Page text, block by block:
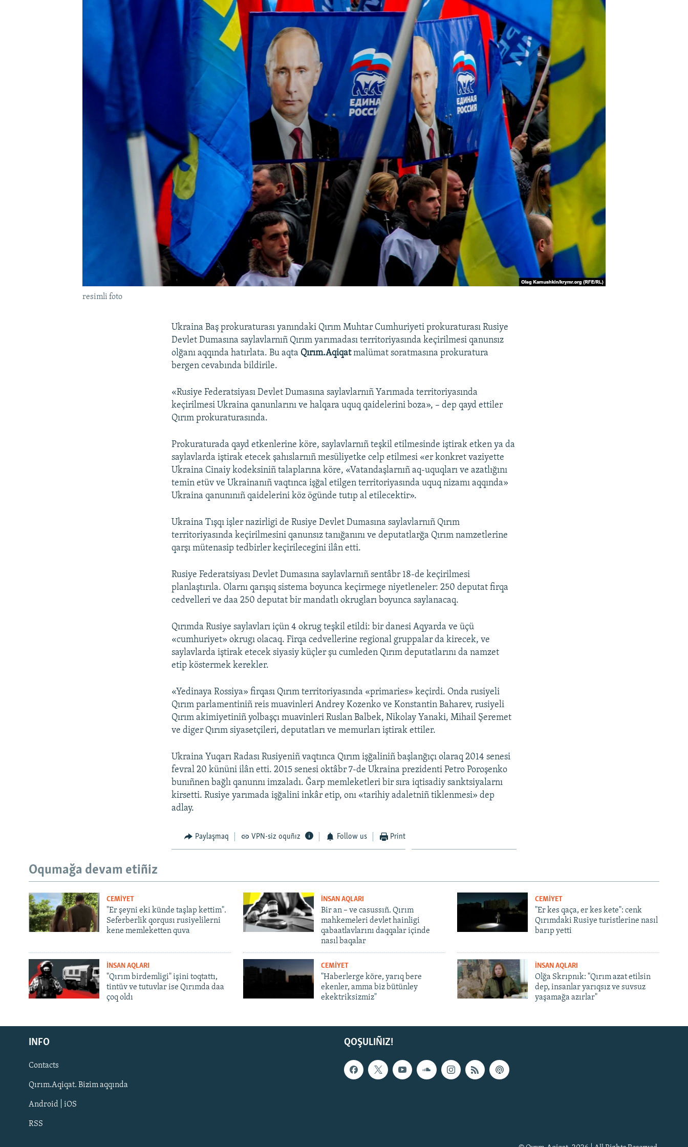
Русский
Українською
QOŞULIÑIZ!
resimli foto
Ukraina Baş prokuraturası yanındaki Qırım Muhtar Cumhuriyeti prokuraturası Rusiye
Devlet Dumasına saylavlarnıñ Qırım yarımadası territoriyasında keçirilmesi qanunsız
olğanı aqqında hatırlata. Bu aqta Qırım.Aqiqatmalümat soratmasına prokuratura
bergen cevabında bildirile.
«Rusiye Federatsiyası Devlet Dumasına saylavlarnıñ Yarımada territoriyasında
keçirilmesi Ukraina qanunlarını ve halqara uquq qaidelerini boza», – dep qayd ettiler
Qırım prokuraturasında.
Prokuraturada qayd etkenlerine köre, saylavlarnıñ teşkil etilmesinde iştirak etken ya da
saylavlarda iştirak etecek şahıslarnıñ mesüliyetke celp etilmesi «er konkret vaziyette
Ukraina Cinaiy kodeksiniñ talaplarına köre, «Vatandaşlarnıñ aq-uquqları ve azatlığını
temin etüv ve Ukrainanıñ vaqtınca işğal etilgen territoriyasında uquq nizamı aqqında»
Ukraina qanunınıñ qaidelerini köz ögünde tutıp al etilecektir».
Ukraina Tışqı işler nazirligi de Rusiye Devlet Dumasına saylavlarnıñ Qırım
territoriyasında keçirilmesini qanunsız tanığanını ve deputatlarğa Qırım namzetlerine
qarşı mütenasip tedbirler keçirilecegini ilân etti.
Rusiye Federatsiyası Devlet Dumasına saylavlarnıñ sentâbr 18-de keçirilmesi
planlaştırıla. Olarnı qarışıq sistema boyunca keçirmege niyetleneler: 250 deputat firqa
cedvelleri ve daa 250 deputat bir mandatlı okrugları boyunca saylanacaq.
Qırımda Rusiye saylavları içün 4 okrug teşkil etildi: bir danesi Aqyarda ve üçü
«cumhuriyet» okrugı olacaq. Firqa cedvellerine regional gruppalar da kirecek, ve
saylavlarda iştirak etecek siyasiy küçler şu cumleden Qırım deputatlarını da namzet
etip köstermek kerekler.
«Yedinaya Rossiya» firqası Qırım territoriyasında «primaries» keçirdi. Onda rusiyeli
Qırım parlamentiniñ reis muavinleri Andrey Kozenko ve Konstantin Baharev, rusiyeli
Qırım akimiyetiniñ yolbaşçı muavinleri Ruslan Balbek, Nikolay Yanaki, Mihail Şeremet
ve diger Qırım siyasetçileri, deputatları ve memurları iştirak ettiler.
Ukraina Yuqarı Radası Rusiyeniñ vaqtınca Qırım işğaliniñ başlanğıçı olaraq 2014 senesi
fevral 20 kününi ilân etti. 2015 senesi oktâbr 7-de Ukraina prezidenti Petro Poroşenko
bunıñnen bağlı qanunnı imzaladı. Ğarp memleketleri bir sıra iqtisadiy sanktsiyalarnı
kirsetti. Rusiye yarımada işğalini inkâr etip, onı «tarihiy adaletniñ tiklenmesi» dep
adlay.
Paylaşmaq VPN-siz oquñız Follow us Print
Oqumağa devam etiñiz
CEMİYET
"Er şeyni eki künde taşlap kettim".
Seferberlik qorqusı rusiyelilerni
kene memleketten quva
İNSAN AQLARI
Bir an – ve casussıñ. Qırım
mahkemeleri devlet hainligi
qabaatlavlarını daqqalar içinde
nasıl baqalar
CEMİYET
"Er kes qaça, er kes kete": cenk
Qırımdaki Rusiye turistlerine nasıl
barıp yetti
İNSAN AQLARI
"Qırım birdemligi" işini toqtattı,
tintüv ve tutuvlar ise Qırımda daa
çoq oldı
CEMİYET
"Haberlerge köre, yarıq bere
ekenler, amma biz bütünley
ekektriksizmiz"
İNSAN AQLARI
Olğa Skrıpnık: "Qırım azat etilsin
dep, insanlar yarıqsız ve suvsuz
yaşamağa azırlar"
QOŞULIÑIZ!
INFO
Contacts
Qırım.Aqiqat. Bizim aqqında
Android | iOS
RSS